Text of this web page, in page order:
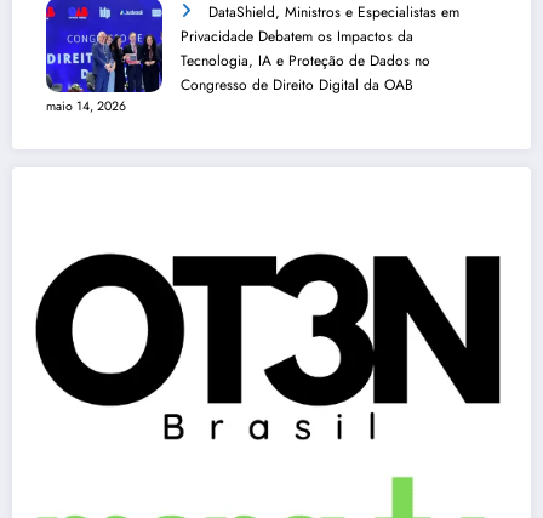
DataShield, Ministros e Especialistas em
Privacidade Debatem os Impactos da
Tecnologia, IA e Proteção de Dados no
Congresso de Direito Digital da OAB
maio 14, 2026